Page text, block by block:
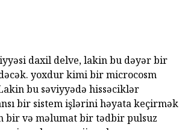
daxil delve, lakin bu dəyər bir
yoxdur kimi bir microcosm
bu səviyyədə hissəciklər
bir sistem işlərini həyata keçirmək
bir və məlumat bir tədbir pulsuz